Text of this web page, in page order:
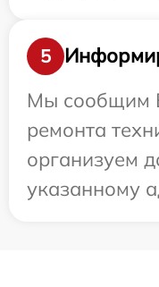
5
Мы сообщим
ремонта
организуем
указанному